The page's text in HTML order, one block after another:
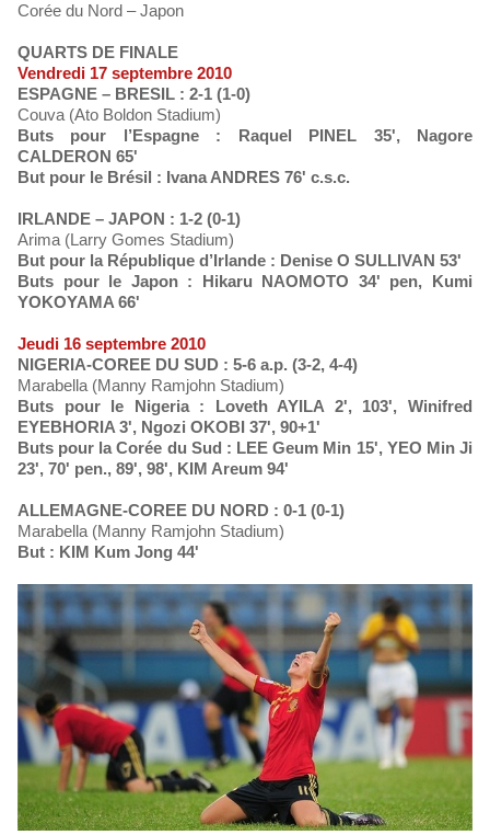
Corée du Nord – Japon
QUARTS DE FINALE
Vendredi 17 septembre 2010
ESPAGNE – BRESIL : 2-1 (1-0)
Couva (Ato Boldon Stadium)
Buts pour l’Espagne : Raquel PINEL 35', Nagore
CALDERON 65'
But pour le Brésil : Ivana ANDRES 76' c.s.c.
IRLANDE – JAPON : 1-2 (0-1)
Arima (Larry Gomes Stadium)
But pour la République d’Irlande : Denise O SULLIVAN 53'
Buts pour le Japon : Hikaru NAOMOTO 34' pen, Kumi
YOKOYAMA 66'
Jeudi 16 septembre 2010
NIGERIA-COREE DU SUD : 5-6 a.p. (3-2, 4-4)
Marabella (Manny Ramjohn Stadium)
Buts pour le Nigeria : Loveth AYILA 2', 103', Winifred
EYEBHORIA 3', Ngozi OKOBI 37', 90+1'
Buts pour la Corée du Sud : LEE Geum Min 15', YEO Min Ji
23', 70' pen., 89', 98', KIM Areum 94'
ALLEMAGNE-COREE DU NORD : 0-1 (0-1)
Marabella (Manny Ramjohn Stadium)
But : KIM Kum Jong 44'